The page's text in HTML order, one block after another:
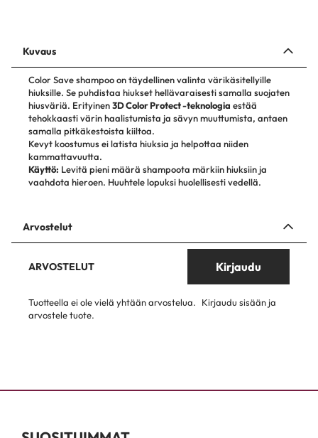
Kuvaus
Color Save shampoo on täydellinen valinta värikäsitellyille
hiuksille. Se puhdistaa hiukset hellävaraisesti samalla suojaten
hiusväriä. Erityinen3D Color Protect -teknologia estää
tehokkaasti värin haalistumista ja sävyn muuttumista, antaen
samalla pitkäkestoista kiiltoa.
Kevyt koostumus ei latista hiuksia ja helpottaa niiden
kammattavuutta.
Käyttö: Levitä pieni määrä shampoota märkiin hiuksiin ja
vaahdota hieroen. Huuhtele lopuksi huolellisesti vedellä.
Arvostelut
ARVOSTELUT Kirjaudu
Tuotteella ei ole vielä yhtään arvostelua.
Kirjaudu sisään ja
arvostele tuote.